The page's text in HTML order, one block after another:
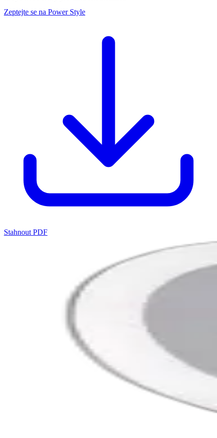
Zeptejte se na Power Style
Stahnout PDF